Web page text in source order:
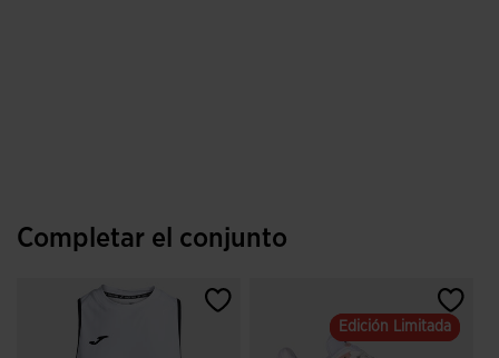
Completar el conjunto
Edición Limitada
Edición Limitada